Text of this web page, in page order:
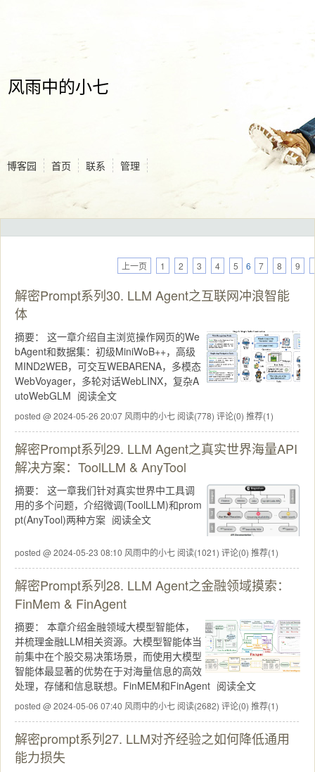
风雨中的小七
博客园 首页 联系 管理
上一页 1 2 3 4 5 6 7 8 9
解密Prompt系列30. LLM Agent之互联网冲浪智能
体
摘要： 这一章介绍自主浏览操作网页的We
bAgent和数据集：初级MiniWoB++，高级
MIND2WEB，可交互WEBARENA，多模态
WebVoyager，多轮对话WebLINX，复杂A
utoWebGLM 阅读全文
posted @ 2024-05-26 20:07 风雨中的小七 阅读(778) 评论(0) 推荐(1)
解密Prompt系列29. LLM Agent之真实世界海量API
解决方案：ToolLLM & AnyTool
摘要： 这一章我们针对真实世界中工具调
用的多个问题，介绍微调(ToolLLM)和prom
pt(AnyTool)两种方案 阅读全文
posted @ 2024-05-23 08:10 风雨中的小七 阅读(1021) 评论(0) 推荐(1)
解密Prompt系列28. LLM Agent之金融领域摸索：
FinMem & FinAgent
摘要： 本章介绍金融领域大模型智能体，
并梳理金融LLM相关资源。大模型智能体当
前集中在个股交易决策场景，而使用大模型
智能体最显著的优势在于对海量信息的高效
处理，存储和信息联想。FinMEM和FinAgent 阅读全文
posted @ 2024-05-06 07:40 风雨中的小七 阅读(2682) 评论(0) 推荐(1)
解密prompt系列27. LLM对齐经验之如何降低通用
能力损失